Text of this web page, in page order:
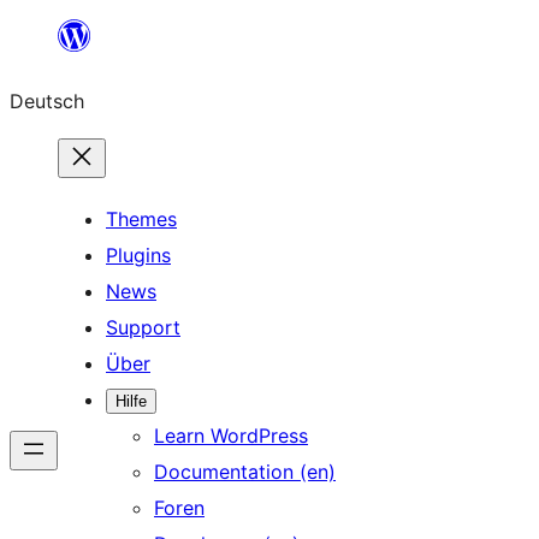
springen
Deutsch
Themes
Plugins
News
Support
Über
Hilfe
Learn WordPress
Documentation (en)
Foren